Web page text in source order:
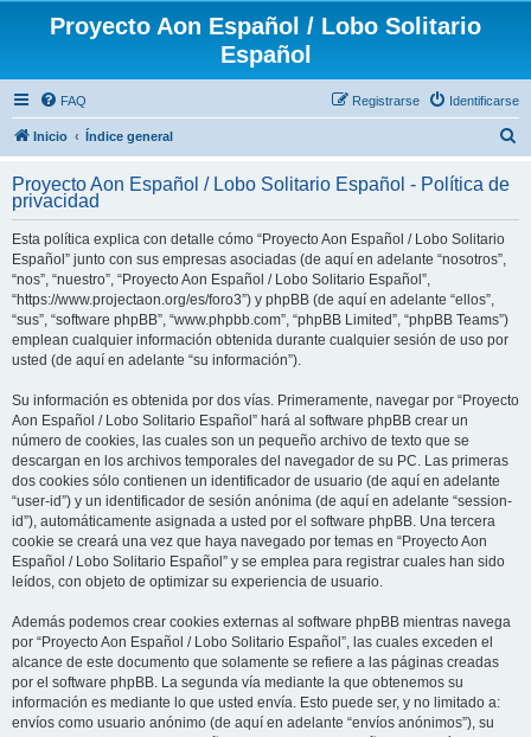
Proyecto Aon Español / Lobo Solitario
Español
FAQ Identificarse
Registrarse
Inicio Índice general
c
Proyecto Aon Español / Lobo Solitario Español - Política de
privacidad
Esta política explica con detalle cómo “Proyecto Aon Español / Lobo Solitario
Español” junto con sus empresas asociadas (de aquí en adelante “nosotros”,
“nos”, “nuestro”, “Proyecto Aon Español / Lobo Solitario Español”,
“https://www.projectaon.org/es/foro3”) y phpBB (de aquí en adelante “ellos”,
“sus”, “software phpBB”, “www.phpbb.com”, “phpBB Limited”, “phpBB Teams”)
emplean cualquier información obtenida durante cualquier sesión de uso por
usted (de aquí en adelante “su información”).
Su información es obtenida por dos vías. Primeramente, navegar por “Proyecto
Aon Español / Lobo Solitario Español” hará al software phpBB crear un
número de cookies, las cuales son un pequeño archivo de texto que se
descargan en los archivos temporales del navegador de su PC. Las primeras
dos cookies sólo contienen un identificador de usuario (de aquí en adelante
“user-id”) y un identificador de sesión anónima (de aquí en adelante “session-
id”), automáticamente asignada a usted por el software phpBB. Una tercera
cookie se creará una vez que haya navegado por temas en “Proyecto Aon
Español / Lobo Solitario Español” y se emplea para registrar cuales han sido
leídos, con objeto de optimizar su experiencia de usuario.
Además podemos crear cookies externas al software phpBB mientras navega
por “Proyecto Aon Español / Lobo Solitario Español”, las cuales exceden el
alcance de este documento que solamente se refiere a las páginas creadas
por el software phpBB. La segunda vía mediante la que obtenemos su
información es mediante lo que usted envía. Esto puede ser, y no limitado a:
envíos como usuario anónimo (de aquí en adelante “envíos anónimos”), su